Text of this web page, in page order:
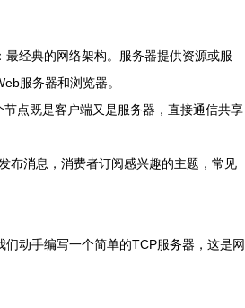
：最经典的网络架构。服务器提供资源或服
服务器和浏览器。
节点既是客户端又是服务器，直接通信共享
布消息，消费者订阅感兴趣的主题，常见
们动手编写一个简单的TCP服务器，这是网